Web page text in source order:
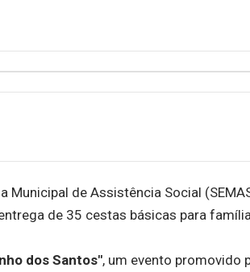
Municipal de Assistência Social
de 35 cestas básicas para
dos Santos", um evento promovido